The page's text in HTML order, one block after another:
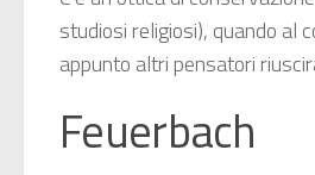
studiosi religiosi), quando al
appunto altri pensatori
Feuerbach